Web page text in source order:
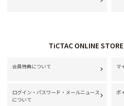
TiCTAC ONLINE
会員特典について マ
ログイン・パスワード・メールニュース
について
ポ